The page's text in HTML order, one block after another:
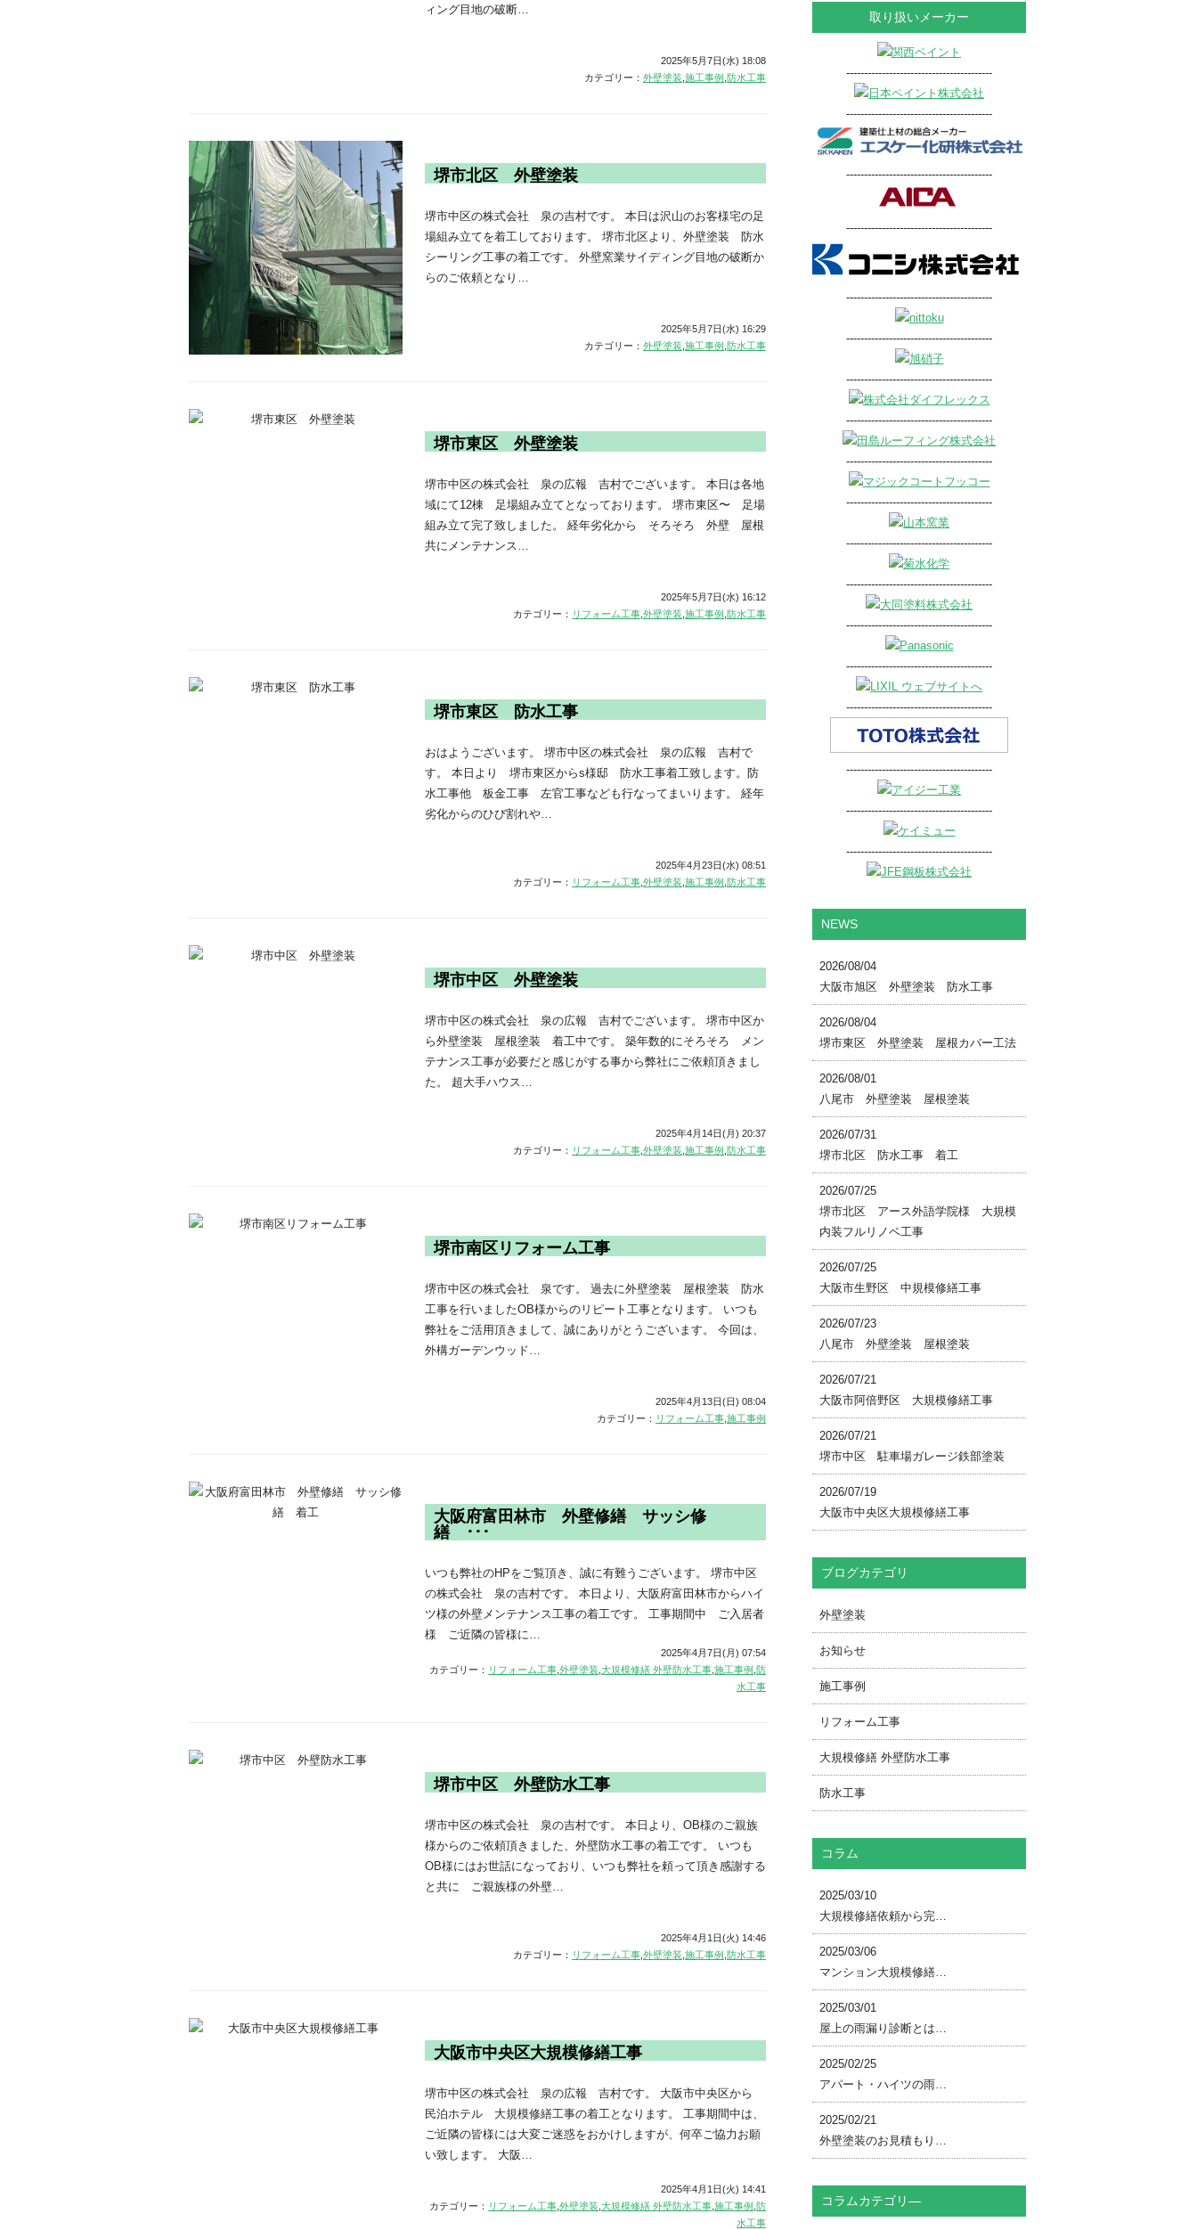
ィング目地の破断…
2025年5月7日(水) 18:08
カテゴリー： 外壁塗装 施工事例 防水工事
堺市北区 外壁塗装
堺市中区の株式会社 泉の吉村です。 本日は沢山のお客様宅の足
場組み立てを着工しております。 堺市北区より、外壁塗装 防水
シーリング工事の着工です。 外壁窯業サイディング目地の破断か
らのご依頼となり…
2025年5月7日(水) 16:29
カテゴリー： 外壁塗装 施工事例 防水工事
堺市東区 外壁塗装
堺市中区の株式会社 泉の広報 吉村でございます。 本日は各地
域にて12棟 足場組み立てとなっております。 堺市東区〜 足場
組み立て完了致しました。 経年劣化から そろそろ 外壁 屋根
共にメンテナンス…
2025年5月7日(水) 16:12
カテゴリー： リフォーム工事 外壁塗装 施工事例 防水工事
堺市東区 防水工事
おはようございます。 堺市中区の株式会社 泉の広報 吉村で
す。 本日より 堺市東区からs様邸 防水工事着工致します。防
水工事他 板金工事 左官工事なども行なってまいります。 経年
劣化からのひび割れや…
2025年4月23日(水) 08:51
カテゴリー： リフォーム工事 外壁塗装 施工事例 防水工事
堺市中区 外壁塗装
堺市中区の株式会社 泉の広報 吉村でございます。 堺市中区か
ら外壁塗装 屋根塗装 着工中です。 築年数的にそろそろ メン
テナンス工事が必要だと感じがする事から弊社にご依頼頂きまし
た。 超大手ハウス…
2025年4月14日(月) 20:37
カテゴリー： リフォーム工事 外壁塗装 施工事例 防水工事
堺市南区リフォーム工事
堺市中区の株式会社 泉です。 過去に外壁塗装 屋根塗装 防水
工事を行いましたOB様からのリピート工事となります。 いつも
弊社をご活用頂きまして、誠にありがとうございます。 今回は、
外構ガーデンウッド…
2025年4月13日(日) 08:04
カテゴリー： リフォーム工事 施工事例
大阪府富田林市 外壁修繕 サッシ修
繕 ･･･
いつも弊社のHPをご覧頂き、誠に有難うございます。 堺市中区
の株式会社 泉の吉村です。 本日より、大阪府富田林市からハイ
ツ様の外壁メンテナンス工事の着工です。 工事期間中 ご入居者
様 ご近隣の皆様に…
2025年4月7日(月) 07:54
カテゴリー： リフォーム工事 外壁塗装 大規模修繕 外壁防水工事 施工事例 防
水工事
堺市中区 外壁防水工事
堺市中区の株式会社 泉の吉村です。 本日より、OB様のご親族
様からのご依頼頂きました、外壁防水工事の着工です。 いつも
OB様にはお世話になっており、いつも弊社を頼って頂き感謝する
と共に ご親族様の外壁…
2025年4月1日(火) 14:46
カテゴリー： リフォーム工事 外壁塗装 施工事例 防水工事
大阪市中央区大規模修繕工事
堺市中区の株式会社 泉の広報 吉村です。 大阪市中央区から
民泊ホテル 大規模修繕工事の着工となります。 工事期間中は、
ご近隣の皆様には大変ご迷惑をおかけしますが、何卒ご協力お願
い致します。 大阪…
2025年4月1日(火) 14:41
カテゴリー： リフォーム工事 外壁塗装 大規模修繕 外壁防水工事 施工事例 防
水工事
取り扱いメーカー
-----------------------------------------
-----------------------------------------
-----------------------------------------
-----------------------------------------
-----------------------------------------
-----------------------------------------
-----------------------------------------
-----------------------------------------
-----------------------------------------
-----------------------------------------
-----------------------------------------
-----------------------------------------
-----------------------------------------
-----------------------------------------
-----------------------------------------
-----------------------------------------
-----------------------------------------
-----------------------------------------
NEWS
2026/08/04
大阪市旭区 外壁塗装 防水工事
2026/08/04
堺市東区 外壁塗装 屋根カバー工法
2026/08/01
八尾市 外壁塗装 屋根塗装
2026/07/31
堺市北区 防水工事 着工
2026/07/25
堺市北区 アース外語学院様 大規模
内装フルリノベ工事
2026/07/25
大阪市生野区 中規模修繕工事
2026/07/23
八尾市 外壁塗装 屋根塗装
2026/07/21
大阪市阿倍野区 大規模修繕工事
2026/07/21
堺市中区 駐車場ガレージ鉄部塗装
2026/07/19
大阪市中央区大規模修繕工事
ブログカテゴリ
外壁塗装
お知らせ
施工事例
リフォーム工事
大規模修繕 外壁防水工事
防水工事
コラム
2025/03/10
大規模修繕依頼から完…
2025/03/06
マンション大規模修繕…
2025/03/01
屋上の雨漏り診断とは…
2025/02/25
アパート・ハイツの雨…
2025/02/21
外壁塗装のお見積もり…
コラムカテゴリ―